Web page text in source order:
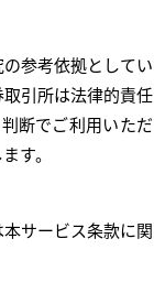
参考依拠としてい
引所は法律的責任
断でご利用いただ
す。
サービス条款に関